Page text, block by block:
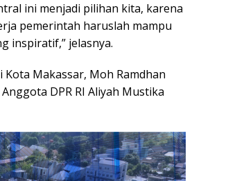
ini menjadi pilihan kita, karena
pemerintah haruslah mampu
inspiratif,” jelasnya.
Makassar, Moh Ramdhan
DPR RI Aliyah Mustika